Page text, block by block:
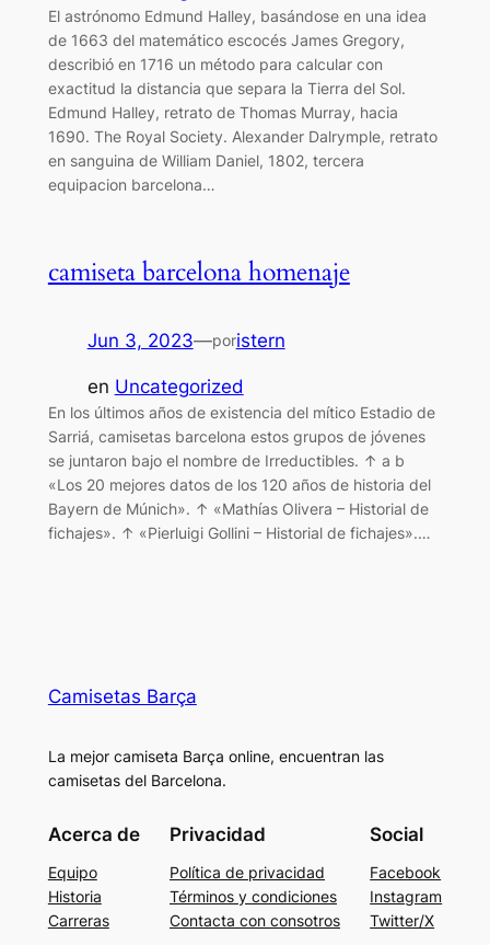
El astrónomo Edmund Halley, basándose en una idea
de 1663 del matemático escocés James Gregory,
describió en 1716 un método para calcular con
exactitud la distancia que separa la Tierra del Sol.
Edmund Halley, retrato de Thomas Murray, hacia
1690. The Royal Society. Alexander Dalrymple, retrato
en sanguina de William Daniel, 1802, tercera
equipacion barcelona…
camiseta barcelona homenaje
Jun 3, 2023—poristern
en Uncategorized
En los últimos años de existencia del mítico Estadio de
Sarriá, camisetas barcelona estos grupos de jóvenes
se juntaron bajo el nombre de Irreductibles. ↑ a b
«Los 20 mejores datos de los 120 años de historia del
Bayern de Múnich». ↑ «Mathías Olivera – Historial de
fichajes». ↑ «Pierluigi Gollini – Historial de fichajes».…
Camisetas Barça
La mejor camiseta Barça online, encuentran las
camisetas del Barcelona.
Acerca de
Equipo
Historia
Carreras
Privacidad
Política de privacidad
Términos y condiciones
Contacta con consotros
Social
Facebook
Instagram
Twitter/X